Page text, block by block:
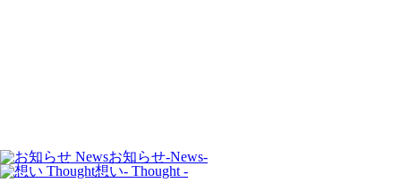
お知らせ-News-
想い- Thought -